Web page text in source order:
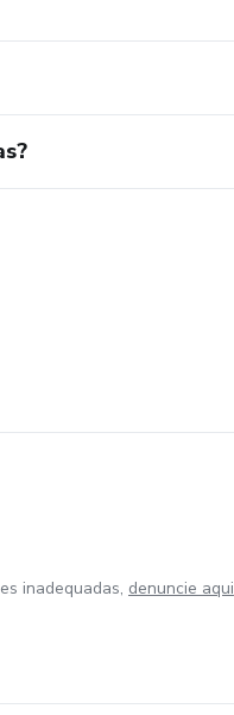
inadequadas, denuncie aqui